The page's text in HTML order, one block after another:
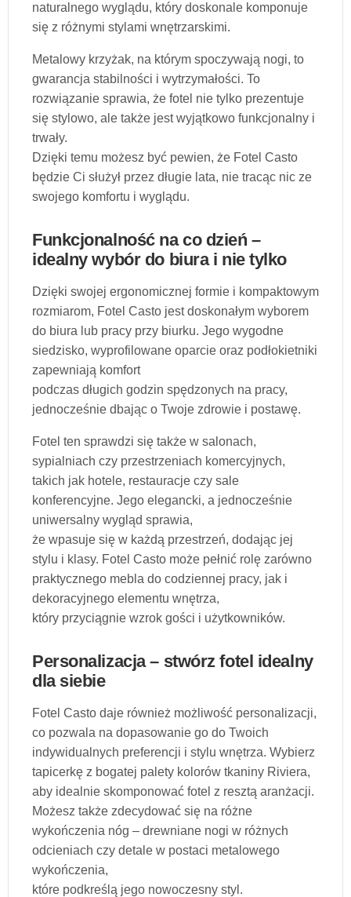
naturalnego wyglądu, który doskonale komponuje
się z różnymi stylami wnętrzarskimi.
Metalowy krzyżak, na którym spoczywają nogi, to
gwarancja stabilności i wytrzymałości. To
rozwiązanie sprawia, że fotel nie tylko prezentuje
się stylowo, ale także jest wyjątkowo funkcjonalny i
trwały.
Dzięki temu możesz być pewien, że Fotel Casto
będzie Ci służył przez długie lata, nie tracąc nic ze
swojego komfortu i wyglądu.
Funkcjonalność na co dzień –
idealny wybór do biura i nie tylko
Dzięki swojej ergonomicznej formie i kompaktowym
rozmiarom, Fotel Casto jest doskonałym wyborem
do biura lub pracy przy biurku. Jego wygodne
siedzisko, wyprofilowane oparcie oraz podłokietniki
zapewniają komfort
podczas długich godzin spędzonych na pracy,
jednocześnie dbając o Twoje zdrowie i postawę.
Fotel ten sprawdzi się także w salonach,
sypialniach czy przestrzeniach komercyjnych,
takich jak hotele, restauracje czy sale
konferencyjne. Jego elegancki, a jednocześnie
uniwersalny wygląd sprawia,
że wpasuje się w każdą przestrzeń, dodając jej
stylu i klasy. Fotel Casto może pełnić rolę zarówno
praktycznego mebla do codziennej pracy, jak i
dekoracyjnego elementu wnętrza,
który przyciągnie wzrok gości i użytkowników.
Personalizacja – stwórz fotel idealny
dla siebie
Fotel Casto daje również możliwość personalizacji,
co pozwala na dopasowanie go do Twoich
indywidualnych preferencji i stylu wnętrza. Wybierz
tapicerkę z bogatej palety kolorów tkaniny Riviera,
aby idealnie skomponować fotel z resztą aranżacji.
Możesz także zdecydować się na różne
wykończenia nóg – drewniane nogi w różnych
odcieniach czy detale w postaci metalowego
wykończenia,
które podkreślą jego nowoczesny styl.